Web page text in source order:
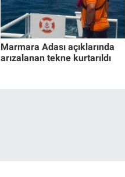
Marmara Adası açıklarında
arızalanan tekne kurtarıldı